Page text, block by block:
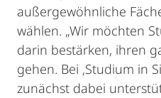
außergewöhnliche
wählen. „Wir möchten
darin bestärken, ihren
gehen. Bei ‚Studium in
zunächst dabei